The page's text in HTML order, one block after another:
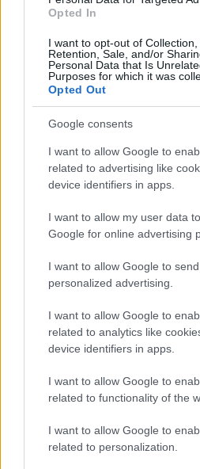
Opted In
I want to opt-out of Collection,
Retention, Sale, and/or
Personal Data that Is
Purposes for which it was
Opted Out
Google consents
I want to allow Google to
related to advertising like
device identifiers in apps.
I want to allow my user data
Google for online advertising
I want to allow Google to
personalized advertising.
I want to allow Google to
related to analytics like
device identifiers in apps.
I want to allow Google to
related to functionality of the
I want to allow Google to
related to personalization.
La politica non può
parte significativa del
immobiliare – spesso
scarsissimo o nullo valore
aree ormai spopolate –
in casi sempre crescenti
fatiscente. Occorre salvare
essere considerata a tutti
nazionale. Servono
su più fronti, dalle
urbana, dalla